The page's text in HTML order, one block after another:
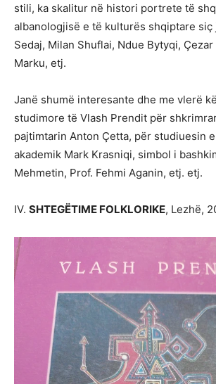
stili, ka skalitur në histori portrete të
albanologjisë e të kulturës shqiptare siç
Sedaj, Milan Shuflai, Ndue Bytyqi, Çezar
Marku, etj.
Janë shumë interesante dhe me vlerë
studimore të Vlash Prendit për
pajtimtarin Anton Çetta, për studiuesin
akademik Mark Krasniqi, simbol i
Mehmetin, Prof. Fehmi Aganin, etj. etj.
IV. SHTEGËTIME FOLKLORIKE, Lezhë,